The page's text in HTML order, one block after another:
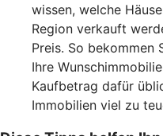
wissen, welche
Region verkauft
Preis. So bekommen
Ihre
Kaufbetrag dafür
Immobilien viel zu